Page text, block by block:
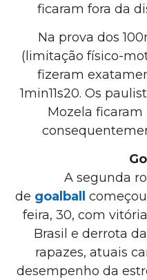
ficaram fora da
Na prova dos
(limitação físico-
fizeram
1min11s20. Os
Mozela ficaram
A segunda
de goalball
feira, 30, com
Brasil e derrota
rapazes, atuais
desempenho da